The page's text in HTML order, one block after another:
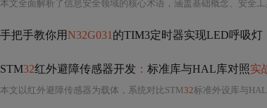
手把手教你用N32G031 的TIM3定时器实现LED呼吸灯
STM32红外避障传感器开发 ： 标准库与HAL库对照实
本文以红外避障传感器为载体，系统对比STM32标准外设库与